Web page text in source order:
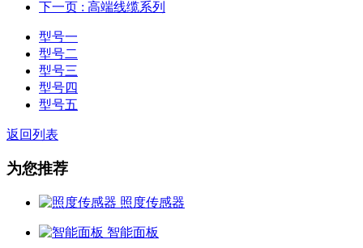
下一页 : 高端线缆系列
型号一
型号二
型号三
型号四
型号五
返回列表
为您推荐
照度传感器
智能面板